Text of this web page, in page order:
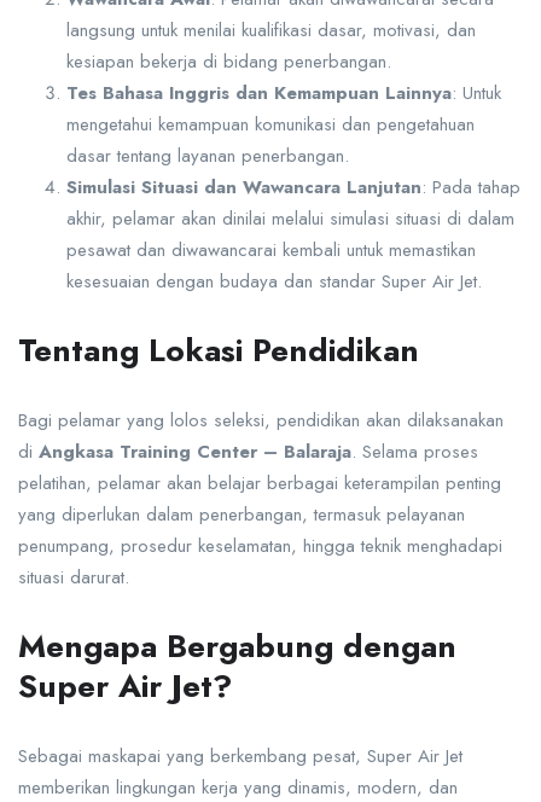
langsung untuk menilai kualifikasi dasar, motivasi, dan
kesiapan bekerja di bidang penerbangan.
Tes Bahasa Inggris dan Kemampuan Lainnya: Untuk
mengetahui kemampuan komunikasi dan pengetahuan
dasar tentang layanan penerbangan.
Simulasi Situasi dan Wawancara Lanjutan: Pada tahap
akhir, pelamar akan dinilai melalui simulasi situasi di dalam
pesawat dan diwawancarai kembali untuk memastikan
kesesuaian dengan budaya dan standar Super Air Jet.
Tentang Lokasi Pendidikan
Bagi pelamar yang lolos seleksi, pendidikan akan dilaksanakan
di Angkasa Training Center – Balaraja. Selama proses
pelatihan, pelamar akan belajar berbagai keterampilan penting
yang diperlukan dalam penerbangan, termasuk pelayanan
penumpang, prosedur keselamatan, hingga teknik menghadapi
situasi darurat.
Mengapa Bergabung dengan
Super Air Jet?
Sebagai maskapai yang berkembang pesat, Super Air Jet
memberikan lingkungan kerja yang dinamis, modern, dan